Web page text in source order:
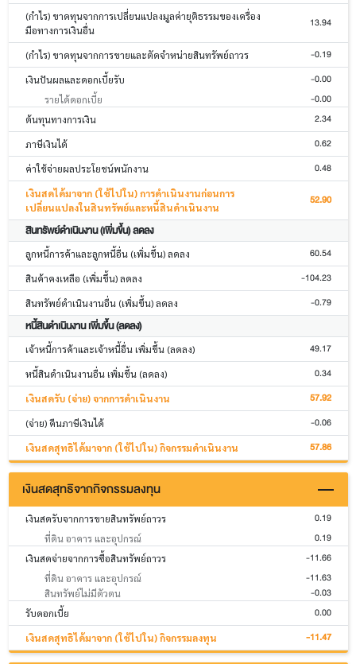
(กำไร) ขาดทุนจากการเปลี่ยนแปลงมูลค่ายุติธรรมของเครื่อง
มือทางการเงินอื่น
13.94
(กำไร) ขาดทุนจากการขายและตัดจำหน่ายสินทรัพย์ถาวร -0.19
เงินปันผลและดอกเบี้ยรับ -0.00
รายได้ดอกเบี้ย -0.00
ต้นทุนทางการเงิน 2.34
ภาษีเงินได้ 0.62
ค่าใช้จ่ายผลประโยชน์พนักงาน 0.48
เงินสดได้มาจาก (ใช้ไปใน) การดำเนินงานก่อนการ
เปลี่ยนแปลงในสินทรัพย์และหนี้สินดำเนินงาน
52.90
สินทรัพย์ดำเนินงาน (เพิ่มขึ้น) ลดลง
ลูกหนี้การค้าและลูกหนี้อื่น (เพิ่มขึ้น) ลดลง 60.54
สินค้าคงเหลือ (เพิ่มขึ้น) ลดลง -104.23
สินทรัพย์ดำเนินงานอื่น (เพิ่มขึ้น) ลดลง -0.79
หนี้สินดำเนินงาน เพิ่มขึ้น (ลดลง)
เจ้าหนี้การค้าและเจ้าหนี้อื่น เพิ่มขึ้น (ลดลง) 49.17
หนี้สินดำเนินงานอื่น เพิ่มขึ้น (ลดลง) 0.34
เงินสดรับ (จ่าย) จากการดำเนินงาน 57.92
(จ่าย) คืนภาษีเงินได้ -0.06
เงินสดสุทธิได้มาจาก (ใช้ไปใน) กิจกรรมดำเนินงาน 57.86
เงินสดสุทธิจากกิจกรรมลงทุน
เงินสดรับจากการขายสินทรัพย์ถาวร 0.19
ที่ดิน อาคาร และอุปกรณ์ 0.19
เงินสดจ่ายจากการซื้อสินทรัพย์ถาวร -11.66
ที่ดิน อาคาร และอุปกรณ์ -11.63
สินทรัพย์ไม่มีตัวตน -0.03
รับดอกเบี้ย 0.00
เงินสดสุทธิได้มาจาก (ใช้ไปใน) กิจกรรมลงทุน -11.47